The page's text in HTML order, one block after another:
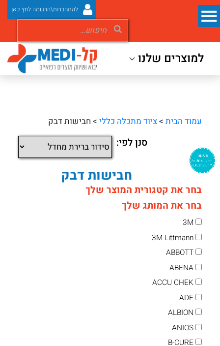
להתחברות\הרשמה לחץ כאן
למוצרים שלנו
עמוד הבית >ציוד מתכלה כללי > חבישות דבק
סנן לפי:
חבישות דבק
בחר את קטגורית המוצר שלך
בחר את המותג שלך
3M
3M Littmann
ABBOTT
ABENA
ACCU CHEK
ADE
ALBION
ANIOS
B-CURE